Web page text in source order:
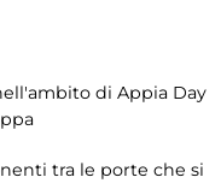
di Appia Day
tra le porte che si